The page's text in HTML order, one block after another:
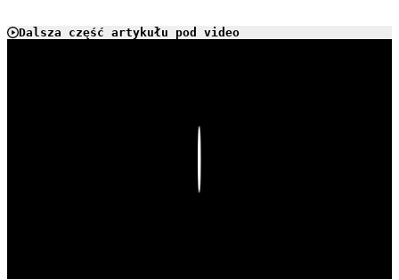
Dalsza część artykułu pod video